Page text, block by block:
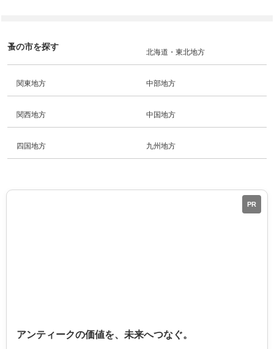
蚤の市を探す
北海道・東北地方
関東地方 中部地方
関西地方 中国地方
四国地方 九州地方
PR
アンティークの価値を、未来へつなぐ。